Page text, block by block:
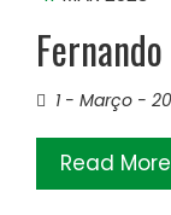
1 - Março -
Read More